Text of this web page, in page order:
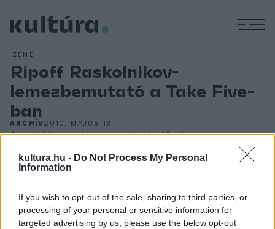
kultura.hu - Do Not Process My Personal
Information
If you wish to opt-out of the sale, sharing to third parties, or
processing of your personal or sensitive information for
targeted advertising by us, please use the below opt-out
ZENE
Ripoff Raskolnikov-
lemezbemutató a Take Five-
ban
ARCHÍV2010. MÁJUS 19.
A hazánkban gyakorta vendégeskedő, s honi
bluesberkekben óriási népszerűségnek örvendő osztrák
muzsikus,Ripoff Raskolnikov
tartalmaz, természetesen mind Ripoff saját szerzeménye.